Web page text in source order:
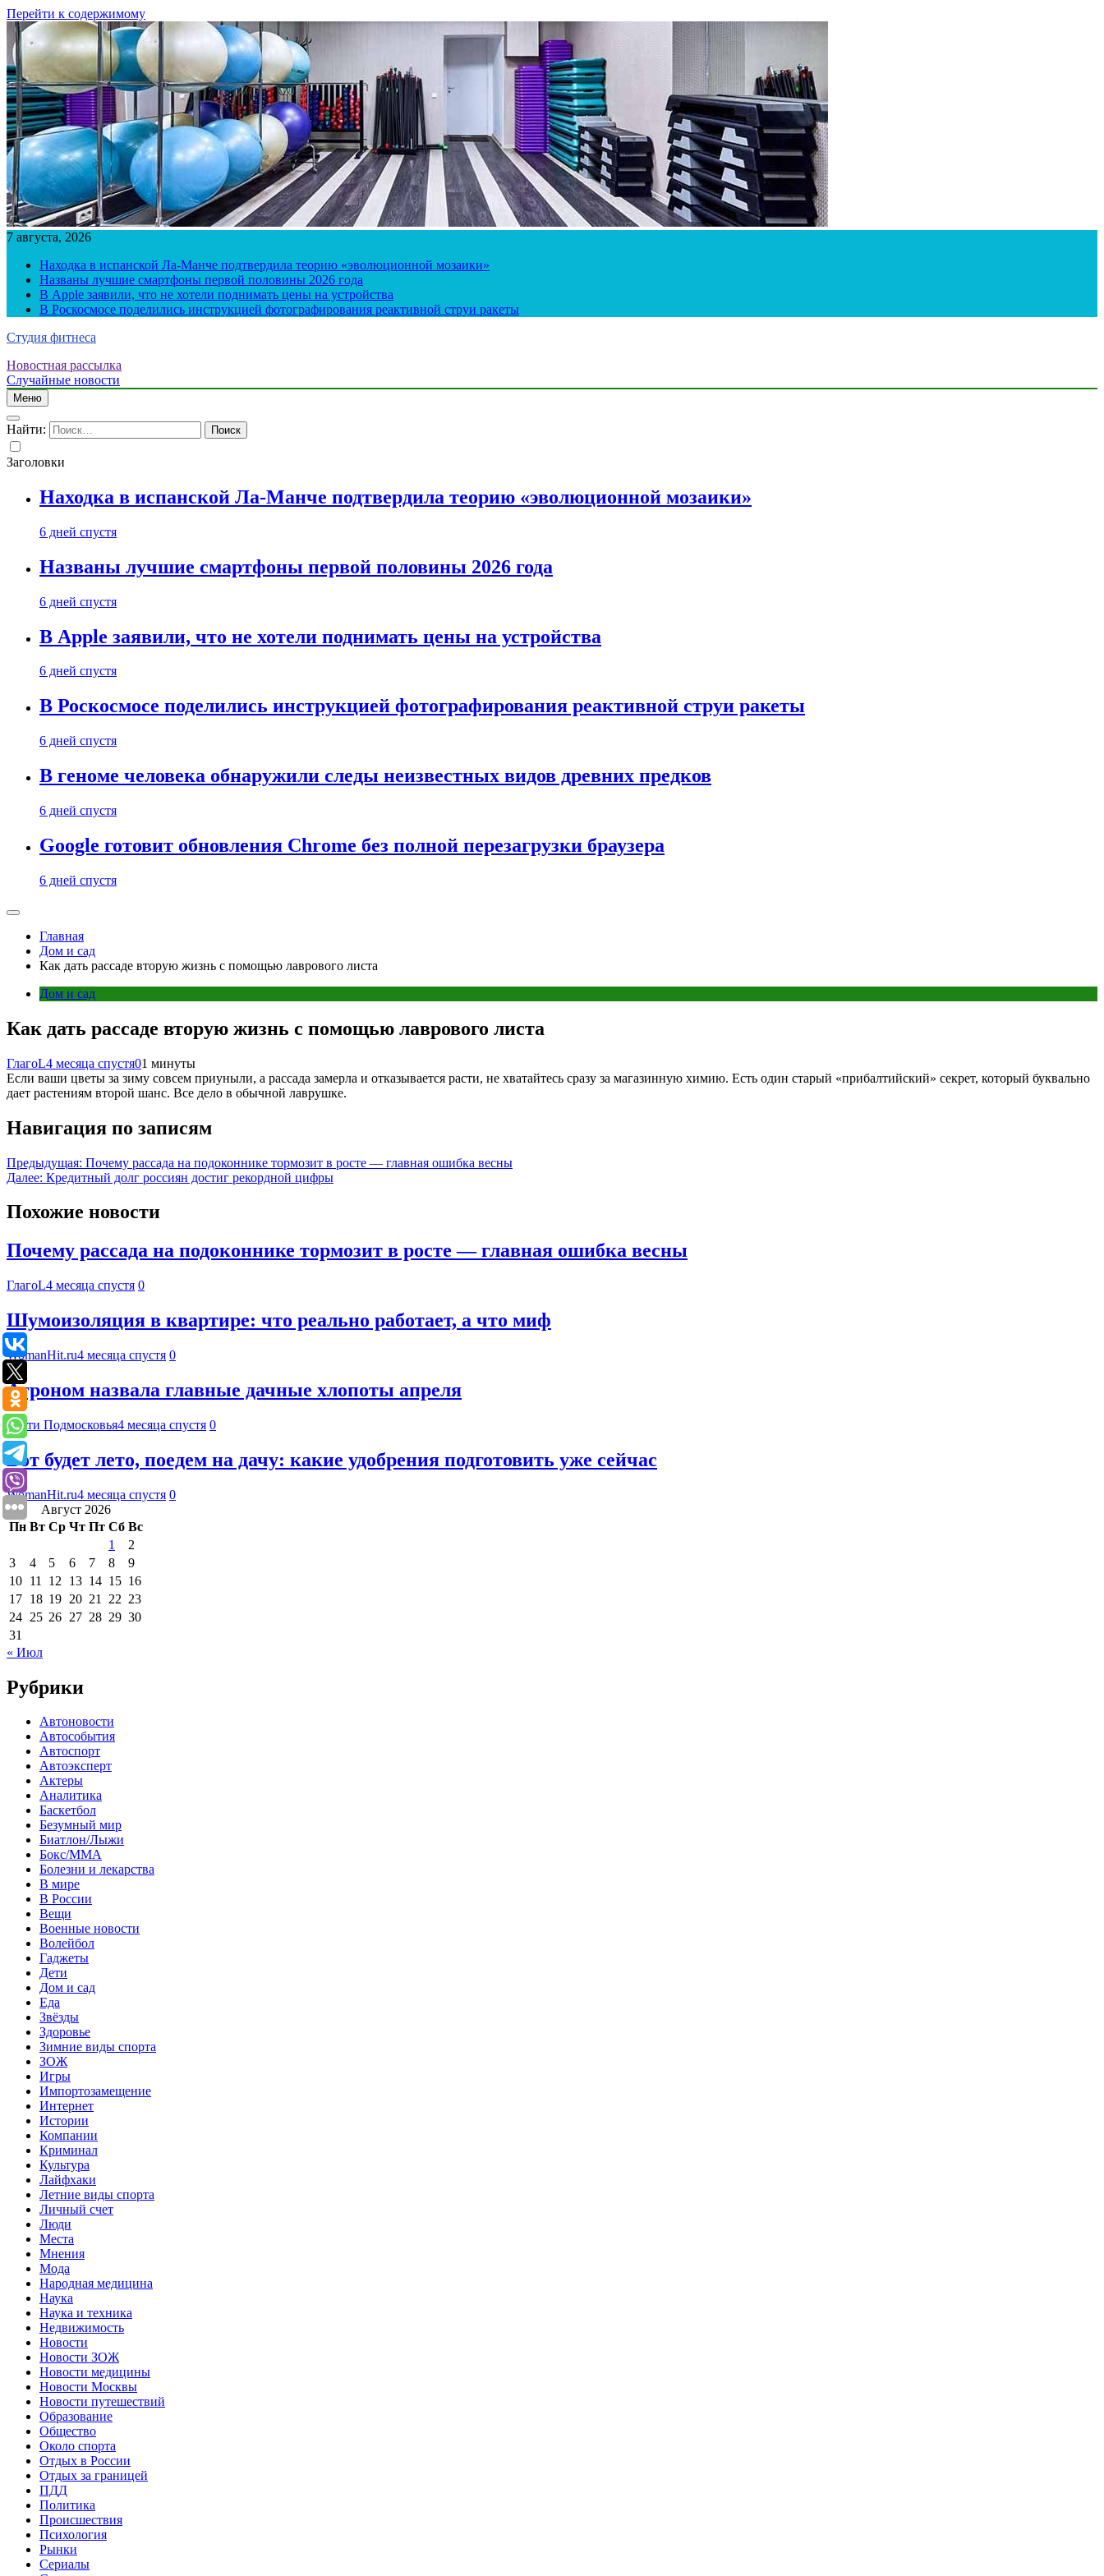
Перейти к содержимому
7 августа, 2026
Находка в испанской Ла-Манче подтвердила теорию «эволюционной мозаики»
Названы лучшие смартфоны первой половины 2026 года
В Apple заявили, что не хотели поднимать цены на устройства
В Роскосмосе поделились инструкцией фотографирования реактивной струи ракеты
Студия фитнеса
Новостная рассылка
Случайные новости
Меню
Найти:
Заголовки
Находка в испанской Ла-Манче подтвердила теорию «эволюционной мозаики»
6 дней спустя
Названы лучшие смартфоны первой половины 2026 года
6 дней спустя
В Apple заявили, что не хотели поднимать цены на устройства
6 дней спустя
В Роскосмосе поделились инструкцией фотографирования реактивной струи ракеты
6 дней спустя
В геноме человека обнаружили следы неизвестных видов древних предков
6 дней спустя
Google готовит обновления Chrome без полной перезагрузки браузера
6 дней спустя
Главная
Дом и сад
Как дать рассаде вторую жизнь с помощью лаврового листа
Дом и сад
Как дать рассаде вторую жизнь с помощью лаврового листа
ГлагоL4 месяца спустя01 минуты
Если ваши цветы за зиму совсем приуныли, а рассада замерла и отказывается расти, не хватайтесь сразу за магазинную химию. Есть один старый «прибалтийский» секрет, который буквально
дает растениям второй шанс. Все дело в обычной лаврушке.
Навигация по записям
Предыдущая: Почему рассада на подоконнике тормозит в росте — главная ошибка весны
Далее: Кредитный долг россиян достиг рекордной цифры
Похожие новости
Почему рассада на подоконнике тормозит в росте — главная ошибка весны
ГлагоL4 месяца спустя 0
Шумоизоляция в квартире: что реально работает, а что миф
WomanHit.ru4 месяца спустя 0
Агроном назвала главные дачные хлопоты апреля
Вести Подмосковья4 месяца спустя 0
Вот будет лето, поедем на дачу: какие удобрения подготовить уже сейчас
WomanHit.ru4 месяца спустя 0
Август 2026
Пн Вт Ср Чт Пт Сб Вс
1
2
3
4 5 6 7 8
9
10 11 12 13 14 15 16
17 18 19 20 21 22 23
24 25 26 27 28 29 30
31
« Июл
Рубрики
Автоновости
Автособытия
Автоспорт
Автоэксперт
Актеры
Аналитика
Баскетбол
Безумный мир
Биатлон/Лыжи
Бокс/MMA
Болезни и лекарства
В мире
В России
Вещи
Военные новости
Волейбол
Гаджеты
Дети
Дом и сад
Еда
Звёзды
Здоровье
Зимние виды спорта
ЗОЖ
Игры
Импортозамещение
Интернет
Истории
Компании
Криминал
Культура
Лайфхаки
Летние виды спорта
Личный счет
Люди
Места
Мнения
Мода
Народная медицина
Наука
Наука и техника
Недвижимость
Новости
Новости ЗОЖ
Новости медицины
Новости Москвы
Новости путешествий
Образование
Общество
Около спорта
Отдых в России
Отдых за границей
ПДД
Политика
Происшествия
Психология
Рынки
Сериалы